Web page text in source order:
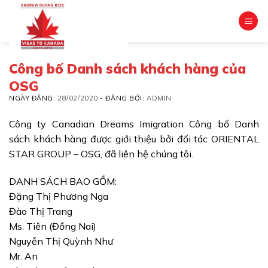
content
Công bố Danh sách khách hàng của
OSG
NGÀY ĐĂNG: 28/02/2020 -ĐĂNG BỞI:ADMIN
Công ty Canadian Dreams Imigration Công bố Danh
sách khách hàng được giới thiệu bởi đối tác ORIENTAL
STAR GROUP – OSG, đã liên hệ chúng tôi.
DANH SÁCH BAO GỒM:
Đặng Thị Phương Nga
Đào Thị Trang
Ms. Tiên (Đồng Nai)
Nguyễn Thị Quỳnh Như
Mr. An